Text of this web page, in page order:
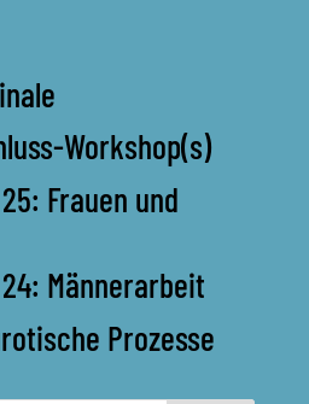
Workshop(s)
Frauen und
Männerarbeit
Prozesse